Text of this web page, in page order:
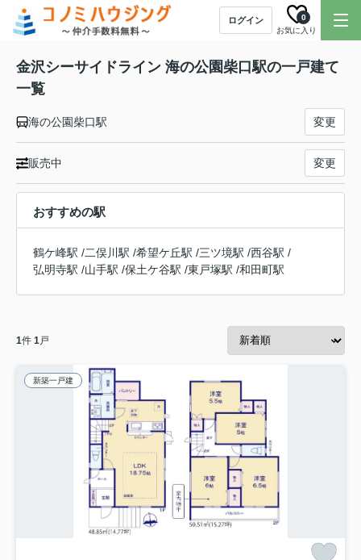
ログイン
お気に入り
0
金沢シーサイドライン 海の公園柴口駅の一戸建て
一覧
海の公園柴口駅 変更
販売中 変更
おすすめの駅
鶴ケ峰駅 /二俣川駅 /希望ケ丘駅 /三ツ境駅 /西谷駅 /
弘明寺駅 /山手駅 /保土ケ谷駅 /東戸塚駅 /和田町駅
1件 1戸
新築一戸建